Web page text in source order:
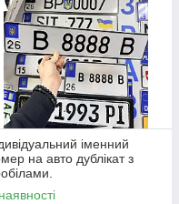
іменний
на авто дублікат з